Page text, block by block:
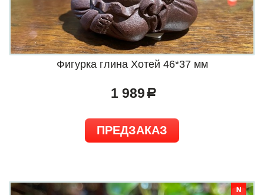
Фигурка глина Хотей 46*37 мм
1 989 a
ПРЕДЗАКАЗ